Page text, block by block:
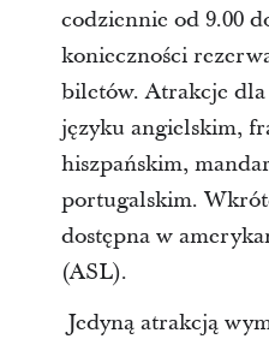
codziennie od 9.00
konieczności
biletów. Atrakcje dla
języku angielskim,
hiszpańskim,
portugalskim.
dostępna w
(ASL).
Jedyną atrakcją